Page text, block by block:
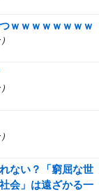
ｗｗｗｗｗｗｗｗ
ない？「窮屈な世
会」は遠ざかる一